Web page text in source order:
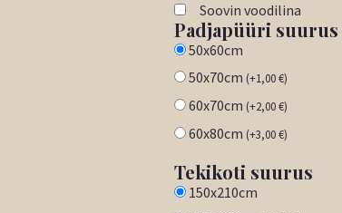
Soovin voodilina
Padjapüüri suurus
50x60cm
50x70cm (+1,00€)
60x70cm (+2,00€)
60x80cm (+3,00€)
Tekikoti suurus
150x210cm